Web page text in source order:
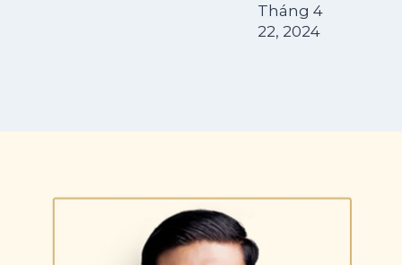
Tháng 4
22, 2024